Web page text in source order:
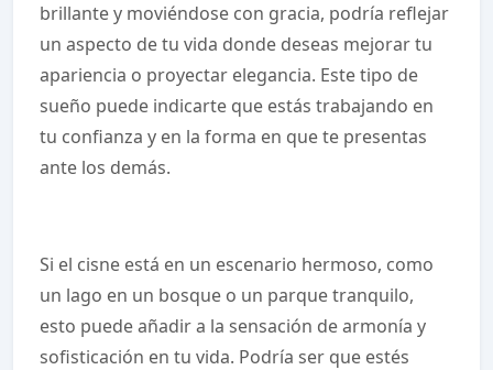
brillante y moviéndose con gracia, podría reflejar
un aspecto de tu vida donde deseas mejorar tu
apariencia o proyectar elegancia. Este tipo de
sueño puede indicarte que estás trabajando en
tu confianza y en la forma en que te presentas
ante los demás.
Si el cisne está en un escenario hermoso, como
un lago en un bosque o un parque tranquilo,
esto puede añadir a la sensación de armonía y
sofisticación en tu vida. Podría ser que estés